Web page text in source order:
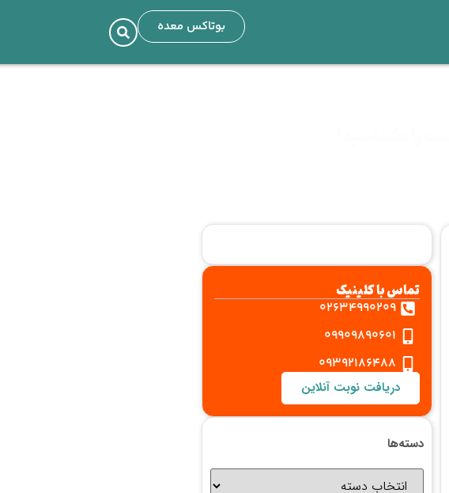
بوتاکس معده
تماس با کلینیک
02634990209
09909890601
09392186488
دریافت نوبت آنلاین
دسته‌ها